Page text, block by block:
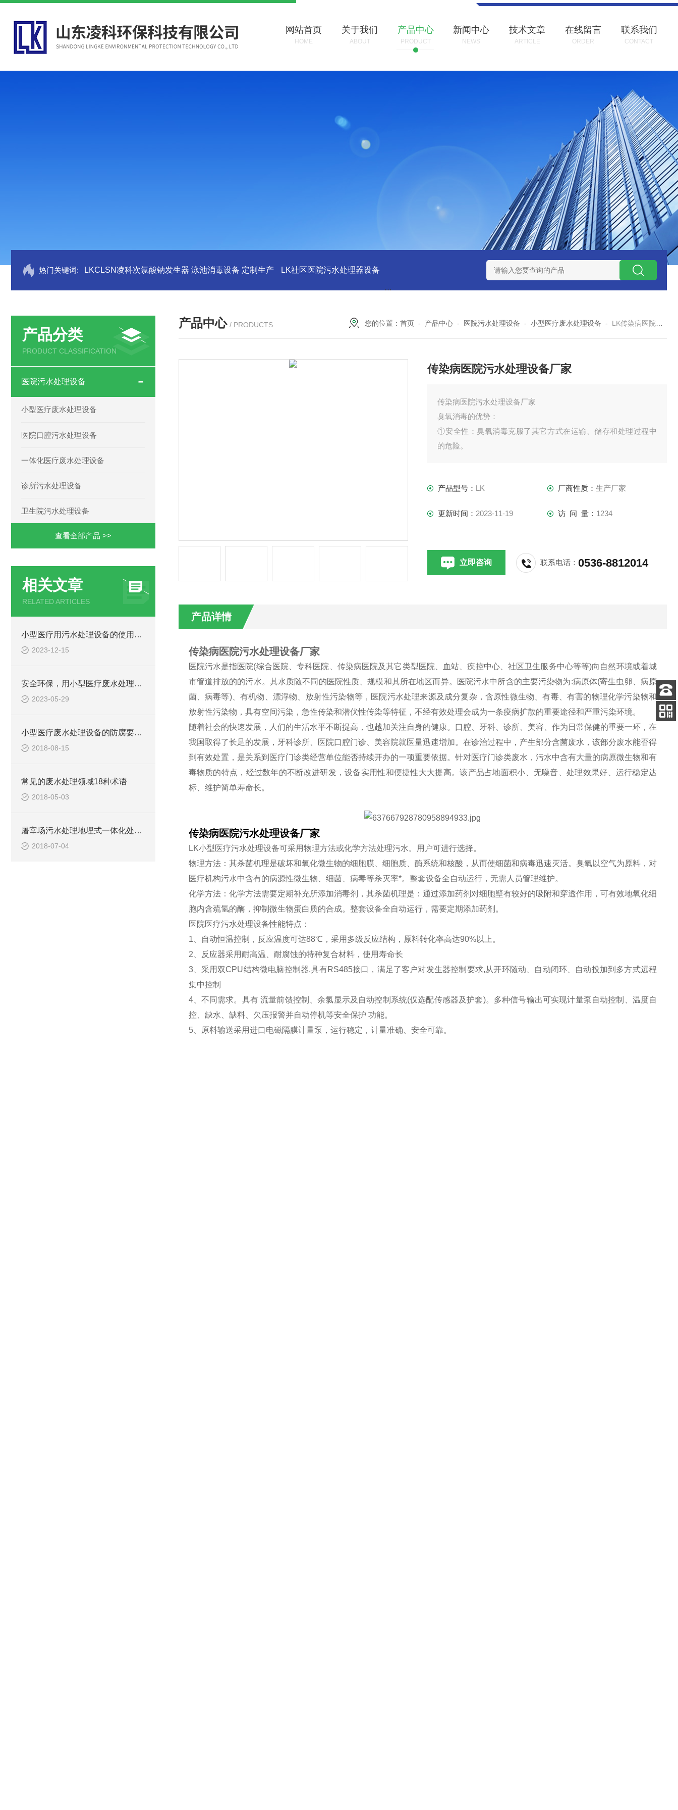
网站首页
HOME
关于我们
ABOUT
产品中心
PRODUCT
新闻中心
NEWS
技术文章
ARTICLE
在线留言
ORDER
联系我们
CONTACT
热门关键词: LKCLSN凌科次氯酸钠发生器 泳池消毒设备 定制生产 LK社区医院污水处理器设备 LK康复医院废水处理器设备 LK康复医院污水处理
产品分类
PRODUCT CLASSIFICATION
医院污水处理设备
小型医疗废水处理设备
医院口腔污水处理设备
一体化医疗废水处理设备
诊所污水处理设备
卫生院污水处理设备
查看全部产品 >>
相关文章
RELATED ARTICLES
小型医疗用污水处理设备的使用注意事项
2023-12-15
安全环保，用小型医疗废水处理设备
2023-05-29
小型医疗废水处理设备的防腐要求你做到了吗
2018-08-15
常见的废水处理领域18种术语
2018-05-03
屠宰场污水处理地埋式一体化处理设备
2018-07-04
产品中心 / PRODUCTS 您的位置：首页 - 产品中心 - 医院污水处理设备 -小型医疗废水处理设备 - LK传染病医院污水处理设备厂家
传染病医院污水处理设备厂家
传染病医院污水处理设备厂家
臭氧消毒的优势：
①安全性：臭氧消毒克服了其它方式在运输、储存和处理过程中
的危险。
产品型号： LK 厂商性质： 生产厂家
更新时间： 2023-11-19 访 问 量： 1234
立即咨询 联系电话：0536-8812014
产品详情
传染病医院污水处理设备厂家
医院污水是指医院(综合医院、专科医院、传染病医院及其它类型医院、血站、疾控中心、社区卫生服务中心等等)向自然环境或着城
市管道排放的的污水。其水质随不同的医院性质、规模和其所在地区而异。医院污水中所含的主要污染物为:病原体(寄生虫卵、病原
菌、病毒等)、有机物、漂浮物、放射性污染物等，医院污水处理来源及成分复杂，含原性微生物、有毒、有害的物理化学污染物和
放射性污染物，具有空间污染，急性传染和潜伏性传染等特征，不经有效处理会成为一条疫病扩散的重要途径和严重污染环境。
随着社会的快速发展，人们的生活水平不断提高，也越加关注自身的健康。口腔、牙科、诊所、美容、作为日常保健的重要一环，在
我国取得了长足的发展，牙科诊所、医院口腔门诊、美容院就医量迅速增加。在诊治过程中，产生部分含菌废水，该部分废水能否得
到有效处置，是关系到医疗门诊类经营单位能否持续开办的一项重要依据。针对医疗门诊类废水，污水中含有大量的病原微生物和有
毒物质的特点，经过数年的不断改进研发，设备实用性和便捷性大大提高。该产品占地面积小、无噪音、处理效果好、运行稳定达
标、维护简单寿命长。
传染病医院污水处理设备厂家
LK小型医疗污水处理设备可采用物理方法或化学方法处理污水。用户可进行选择。
物理方法：其杀菌机理是破坏和氧化微生物的细胞膜、细胞质、酶系统和核酸，从而使细菌和病毒迅速灭活。臭氧以空气为原料，对
医疗机构污水中含有的病源性微生物、细菌、病毒等杀灭率*。整套设备全自动运行，无需人员管理维护。
化学方法：化学方法需要定期补充所添加消毒剂，其杀菌机理是：通过添加药剂对细胞壁有较好的吸附和穿透作用，可有效地氧化细
胞内含巯氢的酶，抑制微生物蛋白质的合成。整套设备全自动运行，需要定期添加药剂。
医院医疗污水处理设备性能特点：
1、自动恒温控制，反应温度可达88℃，采用多级反应结构，原料转化率高达90%以上。
2、反应器采用耐高温、耐腐蚀的特种复合材料，使用寿命长
3、采用双CPU结构微电脑控制器,具有RS485接口，满足了客户对发生器控制要求,从开环随动、自动闭环、自动投加到多方式远程
集中控制
4、不同需求。具有 流量前馈控制、余氯显示及自动控制系统(仅选配传感器及护套)。多种信号输出可实现计量泵自动控制、温度自
控、缺水、缺料、欠压报警并自动停机等安全保护 功能。
5、原料输送采用进口电磁隔膜计量泵，运行稳定，计量准确、安全可靠。
客服
电话